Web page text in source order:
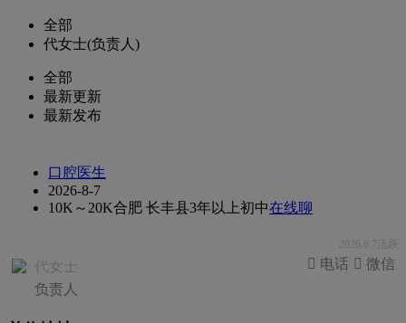
全部
代女士(负责人)
全部
最新更新
最新发布
口腔医生
2026-8-7
10K～20K合肥 长丰县3年以上初中在线聊
2026.8.7活跃
代女士
负责人
 微信
 电话